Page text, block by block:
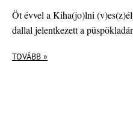
Öt évvel a Kiha(jo)lni
dallal jelentkezett a
TOVÁBB »